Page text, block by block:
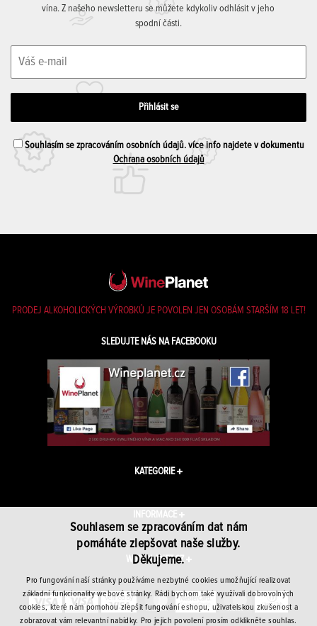
vína. Z našeho newsletteru se můžete kdykoliv odhlásit v jeho
spodní části.
Souhlasím se zpracováním osobních údajů. více info najdete v dokumentu
Ochrana osobních údajů
PRODEJ ALKOHOLICKÝCH VÝROBKŮ JE POVOLEN JEN OSOBÁM STARŠÍM 18 LET!
SLEDUJTE NÁS NA FACEBOOKU
KATEGORIE
INFORMACE
WINEPLANET.CZ
Souhlasem se zpracováním dat nám
pomáháte zlepšovat naše služby.
Děkujeme.
Pro fungování naší stránky používáme nezbytné cookies umožňující realizovat
základní funkcionality webové stránky. Rádi bychom také využívali dobrovolných
cookies, které nám pomohou zlepšit fungování eshopu, uživatelskou zkušenost a
zobrazovat vám relevantní nabídky. Pro jejich povolení prosím odklikněte souhlas.